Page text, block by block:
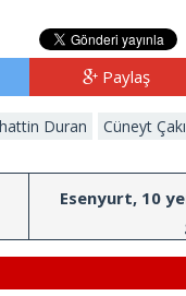
Paylaş
Duran Cüneyt
Esenyurt, 10